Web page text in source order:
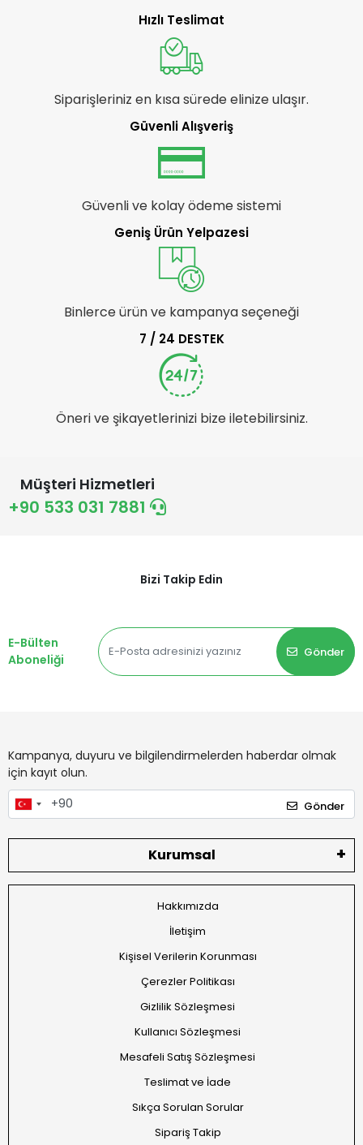
Hızlı Teslimat
Siparişleriniz en kısa sürede elinize ulaşır.
Güvenli Alışveriş
Güvenli ve kolay ödeme sistemi
Geniş Ürün Yelpazesi
Binlerce ürün ve kampanya seçeneği
7 / 24 DESTEK
Öneri ve şikayetlerinizi bize iletebilirsiniz.
Müşteri Hizmetleri
+90 533 031 7881
Bizi Takip Edin
E-Bülten
Aboneliği
Gönder
Kampanya, duyuru ve bilgilendirmelerden haberdar olmak
için kayıt olun.
Gönder
Kurumsal
Hakkımızda
İletişim
Kişisel Verilerin Korunması
Çerezler Politikası
Gizlilik Sözleşmesi
Kullanıcı Sözleşmesi
Mesafeli Satış Sözleşmesi
Teslimat ve İade
Sıkça Sorulan Sorular
Sipariş Takip